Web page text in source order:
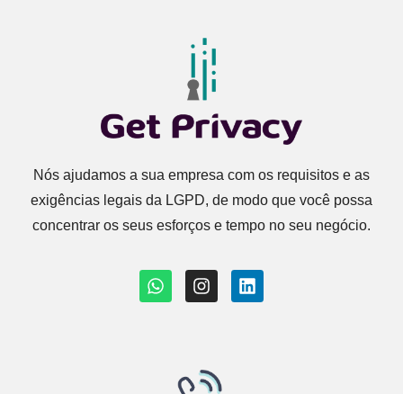
Nós ajudamos a sua empresa com os requisitos e as
exigências legais da LGPD, de modo que você possa
concentrar os seus esforços e tempo no seu negócio.